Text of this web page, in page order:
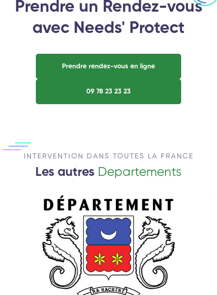
Prendre un Rendez-vous
avec Needs' Protect
Prendre rendez-vous en ligne
09 78 23 23 23
INTERVENTION DANS TOUTES LA FRANCE
Les autres Departements